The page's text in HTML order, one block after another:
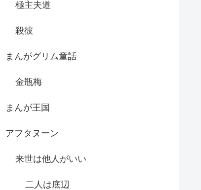
極主夫道
殺彼
まんがグリム童話
金瓶梅
まんが王国
アフタヌーン
来世は他人がいい
二人は底辺